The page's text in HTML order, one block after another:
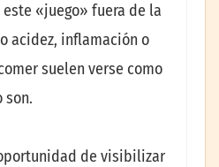
este «juego» fuera de la
acidez, inflamación o
suelen verse como
son.
de visibilizar